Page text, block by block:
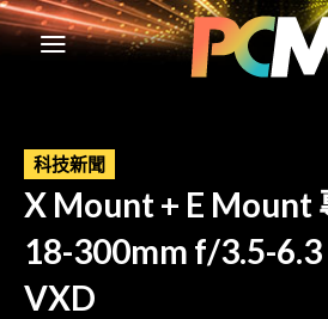
科技新聞
X Mount + E Mount
18-300mm f/3.5-6.3
VXD